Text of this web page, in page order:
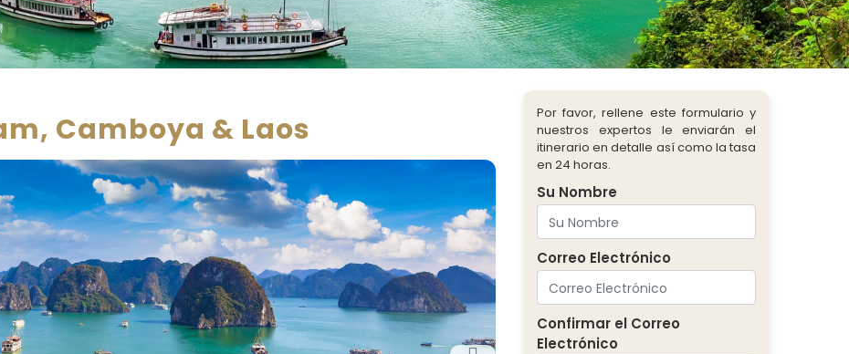
Camboya & Laos
Por favor, rellene este formulario y
nuestros expertos le enviarán el
itinerario en detalle así como la tasa
en 24 horas.
Su Nombre
Correo Electrónico
Confirmar el Correo
Electrónico